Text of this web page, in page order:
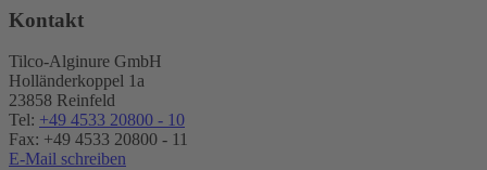
Kontakt
Tilco-Alginure GmbH
Holländerkoppel 1a
23858 Reinfeld
Tel: +49 4533 20800 - 10
Fax: +49 4533 20800 - 11
E-Mail schreiben